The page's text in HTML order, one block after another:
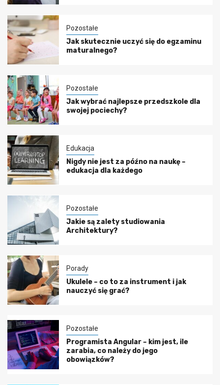
Pozostałe
Jak skutecznie uczyć się do egzaminu
maturalnego?
Pozostałe
Jak wybrać najlepsze przedszkole dla
swojej pociechy?
Edukacja
Nigdy nie jest za późno na naukę –
edukacja dla każdego
Pozostałe
Jakie są zalety studiowania
Architektury?
Porady
Ukulele – co to za instrument i jak
nauczyć się grać?
Pozostałe
Programista Angular – kim jest, ile
zarabia, co należy do jego
obowiązków?